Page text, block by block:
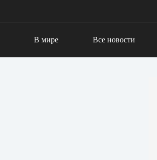
В мире Все новости